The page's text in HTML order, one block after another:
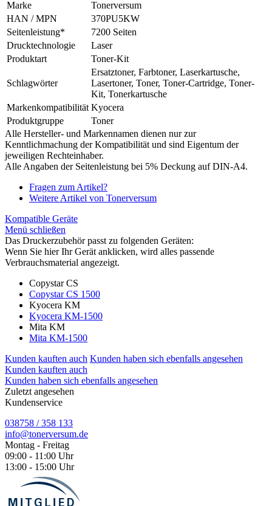
Marke
Tonerversum
HAN / MPN
370PU5KW
Seitenleistung*
7200 Seiten
Drucktechnologie
Laser
Produktart
Toner-Kit
Schlagwörter
Ersatztoner, Farbtoner, Laserkartusche,
Lasertoner, Toner, Toner-Cartridge, Toner-
Kit, Tonerkartusche
Markenkompatibilität Kyocera
Produktgruppe
Toner
Alle Hersteller- und Markennamen dienen nur zur
Kenntlichmachung der Kompatibilität und sind Eigentum der
jeweiligen Rechteinhaber.
Alle Angaben der Seitenleistung bei 5% Deckung auf DIN-A4.
Fragen zum Artikel?
Weitere Artikel von Tonerversum
Kompatible Geräte
Menü schließen
Das Druckerzubehör passt zu folgenden Geräten:
Wenn Sie hier Ihr Gerät anklicken, wird alles passende
Verbrauchsmaterial angezeigt.
Copystar CS
Copystar CS 1500
Kyocera KM
Kyocera KM-1500
Mita KM
Mita KM-1500
Kunden kauften auch Kunden haben sich ebenfalls angesehen
Kunden kauften auch
Kunden haben sich ebenfalls angesehen
Zuletzt angesehen
Kundenservice
038758 / 358 133
info@tonerversum.de
Montag - Freitag
09:00 - 11:00 Uhr
13:00 - 15:00 Uhr